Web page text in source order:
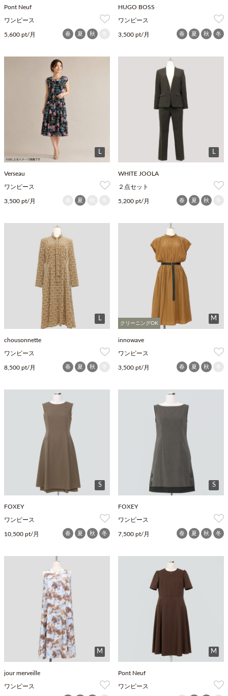
Pont Neuf
ワンピース
5,600 pt/月 春 夏 秋
HUGO BOSS
ワンピース
3,500 pt/月 春 夏 秋 冬
L
Verseau
ワンピース
3,500 pt/月 夏
L
WHITE JOOLA
２点セット
5,200 pt/月 春 夏 秋
L
chousonnette
ワンピース
8,500 pt/月 春 夏 秋
クリーニングOK
M
innowave
ワンピース
3,500 pt/月 春 夏 秋
S
FOXEY
ワンピース
10,500 pt/月 春 夏 秋 冬
S
FOXEY
ワンピース
7,500 pt/月 春 夏 秋 冬
M
jour merveille
ワンピース
M
Pont Neuf
ワンピース